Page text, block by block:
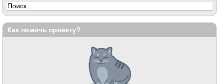
Как помочь проекту?